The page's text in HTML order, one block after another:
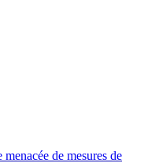
de mesures de